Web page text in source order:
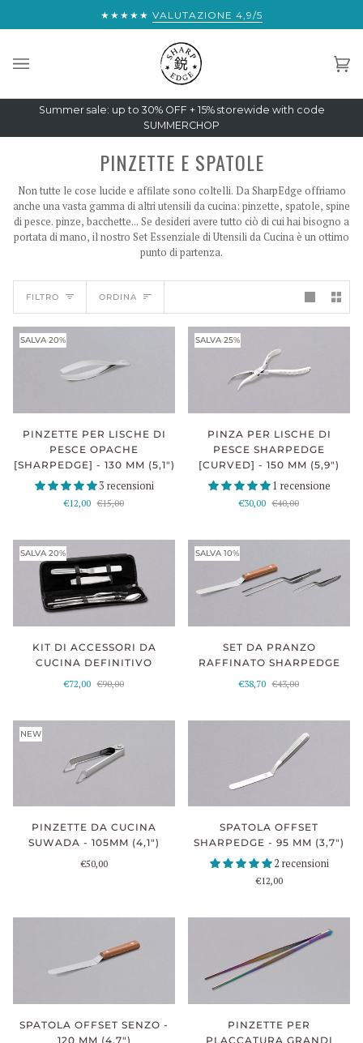
SEI A UN PASSO DALLA SPEDIZIONE
★★★★★ VALUTAZIONE 4,9/5
Summer sale: up to 30% OFF + 15% storewide with code
SUMMERCHOP
PINZETTE E SPATOLE
Non tutte le cose lucide e affilate sono coltelli. Da SharpEdge offriamo
anche una vasta gamma di altri utensili da cucina: pinzette, spatole, spine
di pesce. pinze, bacchette... Se desideri avere tutto ciò di cui hai bisogno a
portata di mano, il nostro Set Essenziale di Utensili da Cucina è un ottimo
punto di partenza.
FILTRO ORDINA
ORDINA
SALVA 20%
PINZETTE PER LISCHE DI
PESCE OPACHE
[SHARPEDGE] - 130 MM (5,1")
3 recensioni
€12,00 €15,00
SALVA 25%
PINZA PER LISCHE DI
PESCE SHARPEDGE
[CURVED] - 150 MM (5,9")
1 recensione
€30,00 €40,00
SALVA 20%
KIT DI ACCESSORI DA
CUCINA DEFINITIVO
€72,00 €90,00
SALVA 10%
SET DA PRANZO
RAFFINATO SHARPEDGE
€38,70 €43,00
NEW
PINZETTE DA CUCINA
SUWADA - 105MM (4,1")
€50,00
SPATOLA OFFSET
SHARPEDGE - 95 MM (3,7")
2 recensioni
€12,00
SPATOLA OFFSET SENZO -
120 MM (4,7")
PINZETTE PER
PLACCATURA GRANDI